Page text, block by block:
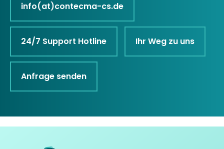
info(at)contecma-cs.de
24/7 Support Hotline Ihr Weg zu uns
Anfrage senden